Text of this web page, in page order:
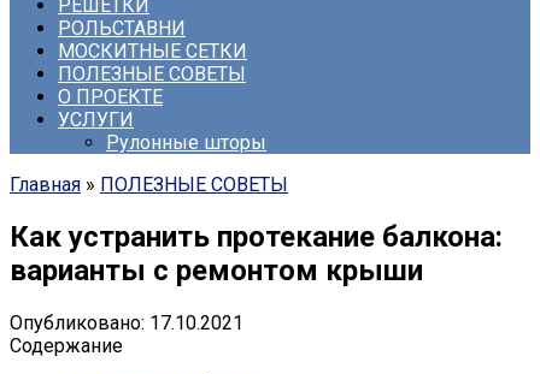
РЕШЕТКИ
РОЛЬСТАВНИ
МОСКИТНЫЕ СЕТКИ
ПОЛЕЗНЫЕ СОВЕТЫ
О ПРОЕКТЕ
УСЛУГИ
Рулонные шторы
Главная » ПОЛЕЗНЫЕ СОВЕТЫ
Как устранить протекание балкона:
варианты с ремонтом крыши
Опубликовано: 17.10.2021
Содержание